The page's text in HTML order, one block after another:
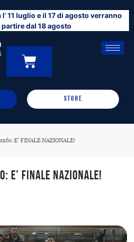
11 luglio e il 17 di agosto verranno
partire dal 18 agosto
0
CARRELLO
STORE
E’ FINALE NAZIONALE!
FINALE NAZIONALE!